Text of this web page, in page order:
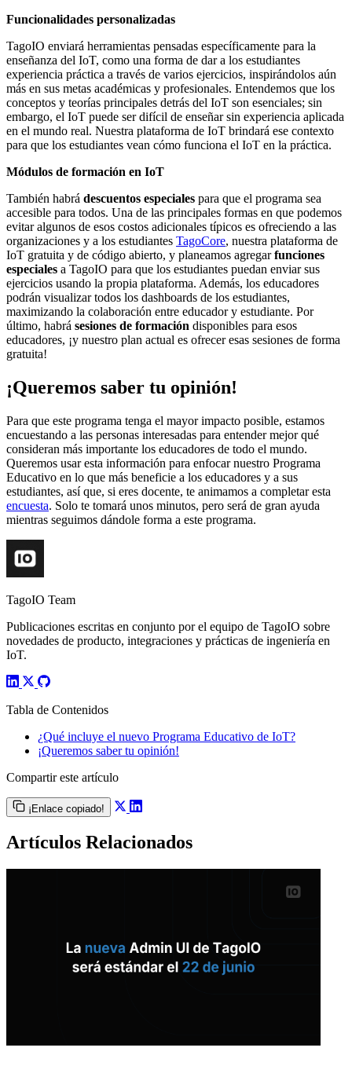
Funcionalidades personalizadas
TagoIO enviará herramientas pensadas específicamente para la
enseñanza del IoT, como una forma de dar a los estudiantes
experiencia práctica a través de varios ejercicios, inspirándolos aún
más en sus metas académicas y profesionales. Entendemos que los
conceptos y teorías principales detrás del IoT son esenciales; sin
embargo, el IoT puede ser difícil de enseñar sin experiencia aplicada
en el mundo real. Nuestra plataforma de IoT brindará ese contexto
para que los estudiantes vean cómo funciona el IoT en la práctica.
Módulos de formación en IoT
También habrá descuentos especiales para que el programa sea
accesible para todos. Una de las principales formas en que podemos
evitar algunos de esos costos adicionales típicos es ofreciendo a las
organizaciones y a los estudiantes TagoCore, nuestra plataforma de
IoT gratuita y de código abierto, y planeamos agregarfunciones
especiales a TagoIO para que los estudiantes puedan enviar sus
ejercicios usando la propia plataforma. Además, los educadores
podrán visualizar todos los dashboards de los estudiantes,
maximizando la colaboración entre educador y estudiante. Por
último, habrá sesiones de formación disponibles para esos
educadores, ¡y nuestro plan actual es ofrecer esas sesiones de forma
gratuita!
¡Queremos saber tu opinión!
Para que este programa tenga el mayor impacto posible, estamos
encuestando a las personas interesadas para entender mejor qué
consideran más importante los educadores de todo el mundo.
Queremos usar esta información para enfocar nuestro Programa
Educativo en lo que más beneficie a los educadores y a sus
estudiantes, así que, si eres docente, te animamos a completar esta
encuesta. Solo te tomará unos minutos, pero será de gran ayuda
mientras seguimos dándole forma a este programa.
TagoIO Team
Publicaciones escritas en conjunto por el equipo de TagoIO sobre
novedades de producto, integraciones y prácticas de ingeniería en
IoT.
Tabla de Contenidos
¿Qué incluye el nuevo Programa Educativo de IoT?
¡Queremos saber tu opinión!
Compartir este artículo
¡Enlace copiado!
Artículos Relacionados